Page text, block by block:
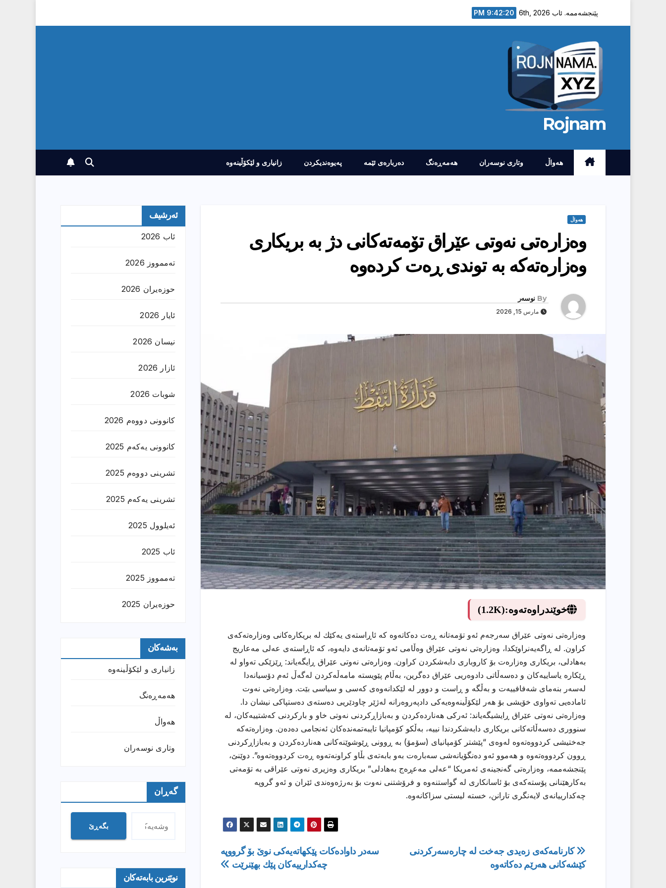
پێنجشەممە. ئاب 6th, 2026 9:42:21 PM
Rojnam
هەواڵ وتارى نوسەران هەمەڕەنگ دەربارەى ئێمە پەیوەندیکردن زانیارى و لێکۆڵینەوە
هەواڵ
وەزارەتی نەوتى عێراق تۆمەتەكانی دژ بە بریكاری
وەزارەتەكە بە توندی ڕەت كردەوە
By نوسەر
مارس 15, 2026
خوێندراوەتەوە:(1.2K)
وەزارەتی نەوتی عێراق سەرجەم ئەو تۆمەتانە ڕەت دەكاتەوە كە ئاڕاستەی یەكێك لە بریكارەكانی وەزارەتەكەی
كراون. لە ڕاگەیەنراوێكدا، وەزارەتی نەوتی عێراق وەڵامی ئەو تۆمەتانەی دایەوە، كە ئاڕاستەی عەلی مەعاریج
بەهادلی، بریكاری وەزارەت بۆ كاروباری دابەشكردن كراون. وەزارەتی نەوتی عێراق ڕایگەیاند: ڕێزێكی تەواو لە
ڕێكارە یاساییەكان و دەسەڵاتی دادوەریی عێراق دەگرین، بەڵام پێویستە مامەڵەكردن لەگەڵ ئەم دۆسیانەدا
لەسەر بنەمای شەفافییەت و بەڵگە و ڕاست و دوور لە لێكدانەوەی كەسی و سیاسی بێت. وەزارەتی نەوت
ئامادەیی تەواوی خۆیشی بۆ هەر لێكۆڵینەوەیەكی دادپەروەرانە لەژێر چاودێریی دەستەی دەستپاكی نیشان دا.
وەزارەتی نەوتی عێراق ڕایشیگەیاند: ئەركی هەناردەكردن و بەبازاڕكردنی نەوتی خاو و باركردنی كەشتییەكان، لە
سنووری دەسەڵاتەكانی بریكاری دابەشكردندا نییە، بەڵكو كۆمپانیا تایبەتمەندەكان ئەنجامی دەدەن. وەزارەتەكە
جەختیشی كردووەتەوە لەوەی “پێشتر كۆمپانیای (سۆمۆ) بە ڕوونی ڕێوشوێنەكانی هەناردەكردن و بەبازاڕكردنی
ڕوون كردووەتەوە و هەموو ئەو دەنگۆیانەشی سەبارەت بەو بابەتەی بڵاو كراونەتەوە ڕەت كردووەتەوە”. دوێنێ،
پێنجشەممە، وەزارەتی گەنجینەی ئەمریكا “عەلی مەعڕەج بەهادلی” بریكاری وەزیری نەوتی عێراقی بە تۆمەتی
بەكارهێنانی پۆستەكەی بۆ ئاسانكاری لە گواستنەوە و فرۆشتنی نەوت بۆ بەرژەوەندی ئێران و ئەو گروپە
چەكدارییانەی لایەنگری تارانن، خستە لیستی سزاكانەوە.
ڕێدۆزیی
بابەت
سەدر داوادەکات پێكهاتەیەكی نوێ بۆ گرووپە
چەكدارییەكان پێك بهێنرێت
كارنامەكەی زەیدی جەخت لە چارەسەركردنی
كێشەكانی هەرێم دەکاتەوە
ئەرشیف
ئاب 2026
تەممووز 2026
حوزه‌یران 2026
ئایار 2026
نیسان 2026
ئازار 2026
شوبات 2026
کانوونی دووەم 2026
کانوونی یەکەم 2025
تشرینی دووەم 2025
تشرینی یەکەم 2025
ئەیلوول 2025
ئاب 2025
تەممووز 2025
حوزه‌یران 2025
بەشەکان
زانیارى و لێکۆڵینەوە
هەمەڕەنگ
هەواڵ
وتارى نوسەران
گەڕان
بگەڕێ
نوێترین بابەتەکان